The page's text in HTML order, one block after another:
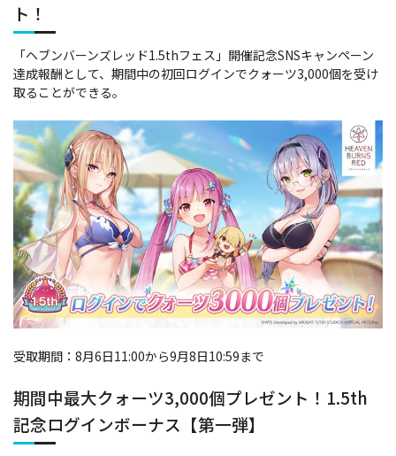
ト！
「ヘブンバーンズレッド1.5thフェス」開催記念SNSキャンペーン
達成報酬として、期間中の初回ログインでクォーツ3,000個を受け
取ることができる。
受取期間：8月6日11:00から9月8日10:59まで
期間中最大クォーツ3,000個プレゼント！1.5th
記念ログインボーナス【第一弾】